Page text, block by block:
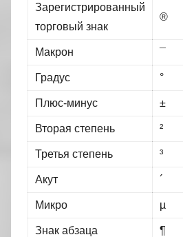
Зарегистрированный
торговый знак
®
Макрон ¯
Градус °
Плюс-минус ±
Вторая степень ²
Третья степень ³
Акут ´
Микро µ
Знак абзаца ¶